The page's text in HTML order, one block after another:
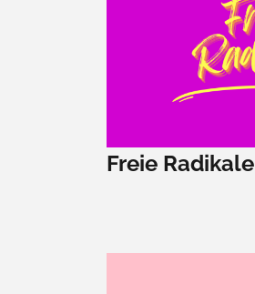
Freie Radikale